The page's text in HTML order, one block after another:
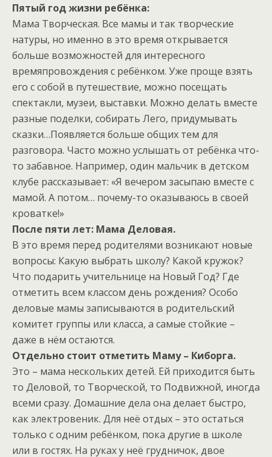
Пятый год жизни ребёнка:
Мама Творческая. Все мамы и так творческие
натуры, но именно в это время открывается
больше возможностей для интересного
времяпровождения с ребёнком. Уже проще взять
его с собой в путешествие, можно посещать
спектакли, музеи, выставки. Можно делать вместе
разные поделки, собирать Лего, придумывать
сказки…Появляется больше общих тем для
разговора. Часто можно услышать от ребёнка что-
то забавное. Например, один мальчик в детском
клубе рассказывает: «Я вечером засыпаю вместе с
мамой. А потом… почему-то оказываюсь в своей
кроватке!»
После пяти лет: Мама Деловая.
В это время перед родителями возникают новые
вопросы: Какую выбрать школу? Какой кружок?
Что подарить учительнице на Новый Год? Где
отметить всем классом день рождения? Особо
деловые мамы записываются в родительский
комитет группы или класса, а самые стойкие –
даже в нём остаются.
Отдельно стоит отметить Маму – Киборга.
Это – мама нескольких детей. Ей приходится быть
то Деловой, то Творческой, то Подвижной, иногда
всеми сразу. Домашние дела она делает быстро,
как электровеник. Для неё отдых – это остаться
только с одним ребёнком, пока другие в школе
или в гостях. На руках у неё грудничок, двое